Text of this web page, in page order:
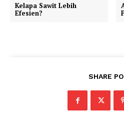
Kelapa Sawit Lebih
Efesien?
SHARE